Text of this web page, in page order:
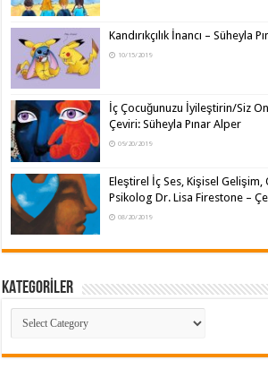
Kandırıkçılık İnancı – Süheyla
10/15/2019
İç Çocuğunuzu İyileştirin/Siz
Çeviri: Süheyla Pınar Alper
09/20/2019
Eleştirel İç Ses, Kişisel Gelişim,
Psikolog Dr. Lisa Firestone –
08/20/2019
KATEGORİLER
KATEGORİLER